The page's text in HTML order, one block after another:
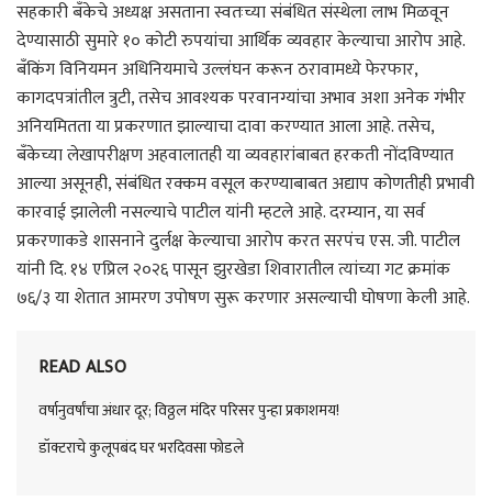
सहकारी बँकेचे अध्यक्ष असताना स्वतःच्या संबंधित संस्थेला लाभ मिळवून
देण्यासाठी सुमारे १० कोटी रुपयांचा आर्थिक व्यवहार केल्याचा आरोप आहे.
बँकिंग विनियमन अधिनियमाचे उल्लंघन करून ठरावामध्ये फेरफार,
कागदपत्रांतील त्रुटी, तसेच आवश्यक परवानग्यांचा अभाव अशा अनेक गंभीर
अनियमितता या प्रकरणात झाल्याचा दावा करण्यात आला आहे. तसेच,
बँकेच्या लेखापरीक्षण अहवालातही या व्यवहारांबाबत हरकती नोंदविण्यात
आल्या असूनही, संबंधित रक्कम वसूल करण्याबाबत अद्याप कोणतीही प्रभावी
कारवाई झालेली नसल्याचे पाटील यांनी म्हटले आहे. दरम्यान, या सर्व
प्रकरणाकडे शासनाने दुर्लक्ष केल्याचा आरोप करत सरपंच एस. जी. पाटील
यांनी दि. १४ एप्रिल २०२६ पासून झुरखेडा शिवारातील त्यांच्या गट क्रमांक
७६/३ या शेतात आमरण उपोषण सुरू करणार असल्याची घोषणा केली आहे.
READ ALSO
वर्षानुवर्षांचा अंधार दूर; विठ्ठल मंदिर परिसर पुन्हा प्रकाशमय!
डॉक्टराचे कुलूपबंद घर भरदिवसा फोडले